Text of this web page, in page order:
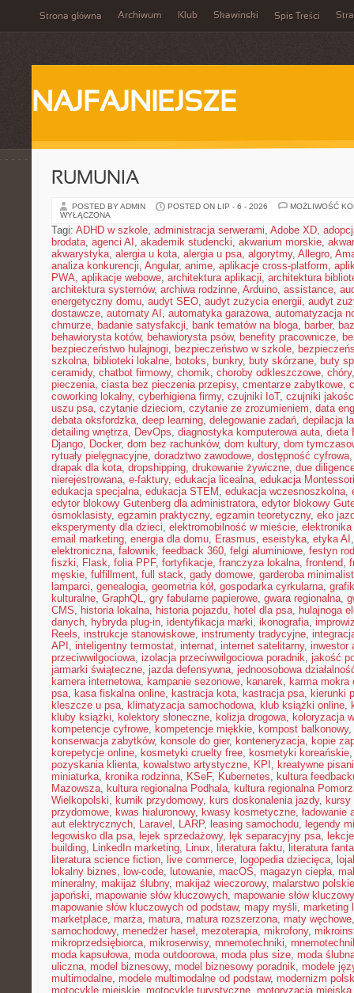
Strona główna Archiwum Klub Skawinski Spis Treści
NAJFAJNIEJSZE
RUMUNIA
POSTED BY ADMIN POSTED ON LIP - 6 - 2026
MOŻLIWOŚĆ
WYŁĄCZONA
Tagi: ADHD w szkole, administracja serwerami, Adobe XD,
brodata, agenci AI , akademik studencki, akwarium morskie,
akwarystyka, alergia u kota, alergia u psa, algorytmy, Allegro,
analiza konkurencji, Angular, anime, aplikacje cross-platform,
PWA, aplikacje webowe, architektura aplikacji, architektura
architektura systemów, archiwa rodzinne, Arduino, assistance,
energetyczny domu, audyt SEO, audyt zużycia energii, audyt
dostawcze, automaty AI , automatyka garażowa, automatyzacja
chmurze, badanie satysfakcji, bank tematów na bloga, barber,
behawiorysta kotów, behawiorysta psów, benefity pracownicze,
bezpieczeństwo hulajnogi, bezpieczeństwo w szkole,
szkolna, biblioteki lokalne, botoks, bunkry, buty skórzane, buty
ceramidy, chatbot firmowy, chomik, choroby odkleszczowe, chóry
pieczenia, ciasta bez pieczenia przepisy, cmentarze zabytkowe,
coworking lokalny, cyberhigiena firmy, czujniki IoT, czujniki
uszu psa, czytanie dzieciom, czytanie ze zrozumieniem, data
debata oksfordzka, deep learning, delegowanie zadań, depilacja
detailing wnętrza, DevOps, diagnostyka komputerowa auta, dieta
Django, Docker, dom bez rachunków, dom kultury, dom
rytuały pielęgnacyjne, doradztwo zawodowe, dostępność cyfrowa
drapak dla kota, dropshipping, drukowanie żywiczne, due
nierejestrowana, e-faktury, edukacja licealna, edukacja Montessori
edukacja specjalna, edukacja STEM , edukacja wczesnoszkolna,
edytor blokowy Gutenberg dla administratora, edytor blokowy
ósmoklasisty, egzamin praktyczny, egzamin teoretyczny, eko
eksperymenty dla dzieci, elektromobilność w mieście, elektronika
email marketing, energia dla domu, Erasmus, eseistyka, etyka AI
elektroniczna, falownik, feedback 360, felgi aluminiowe, festyn
fiszki, Flask, folia PPF, fortyfikacje, franczyza lokalna, frontend,
męskie, fulfillment, full stack, gady domowe, garderoba
lamparci, genealogia, geometria kół, gospodarka cyrkularna,
kulturalne, GraphQL, gry fabularne papierowe, gwara regionalna,
CMS, historia lokalna, historia pojazdu, hotel dla psa, hulajnoga
danych, hybryda plug-in, identyfikacja marki, ikonografia,
Reels, instrukcje stanowiskowe, instrumenty tradycyjne,
API , inteligentny termostat, internat, internet satelitarny, inwestor
przeciwwilgociowa, izolacja przeciwwilgociowa poradnik, jakość
jarmarki świąteczne, jazda defensywna, jednoosobowa
kamera internetowa, kampanie sezonowe, kanarek, karma mokra
psa, kasa fiskalna online, kastracja kota, kastracja psa, kierunki
kleszcze u psa, klimatyzacja samochodowa, klub książki online,
kluby książki, kolektory słoneczne, kolizja drogowa, koloryzacja
kompetencje cyfrowe, kompetencje miękkie, kompost balkonowy,
konserwacja zabytków, konsole do gier, konteneryzacja, kopie
korepetycje online, kosmetyki cruelty free, kosmetyki koreańskie
pozyskania klienta, kowalstwo artystyczne, KPI , kreatywne
miniaturka, kronika rodzinna, KSeF, Kubernetes, kultura
Mazowsza, kultura regionalna Podhala, kultura regionalna
Wielkopolski, kurnik przydomowy, kurs doskonalenia jazdy, kursy
przydomowe, kwas hialuronowy, kwasy kosmetyczne, ładowanie
aut elektrycznych, Laravel , LARP, leasing samochodu, legendy
legowisko dla psa, lejek sprzedażowy, lęk separacyjny psa,
building, LinkedIn marketing, Linux, literatura faktu, literatura
literatura science fiction, live commerce, logopedia dziecięca,
lokalny biznes, low-code, lutowanie, macOS, magazyn ciepła,
mineralny, makijaż ślubny, makijaż wieczorowy, malarstwo polskie
japoński, mapowanie słów kluczowych, mapowanie słów
mapowanie słów kluczowych od podstaw, mapy myśli, marketing
marketplace, marża, matura, matura rozszerzona, maty węchowe
samochodowy, menedżer haseł, mezoterapia, mikrofony,
mikroprzedsiębiorca, mikroserwisy, mnemotechniki,
moda kapsułowa, moda outdoorowa, moda plus size, moda
uliczna, model biznesowy, model biznesowy poradnik, modele
multimodalne, modele multimodalne od podstaw, modernizm
motocykle miejskie, motocykle turystyczne, motoryzacja miejska